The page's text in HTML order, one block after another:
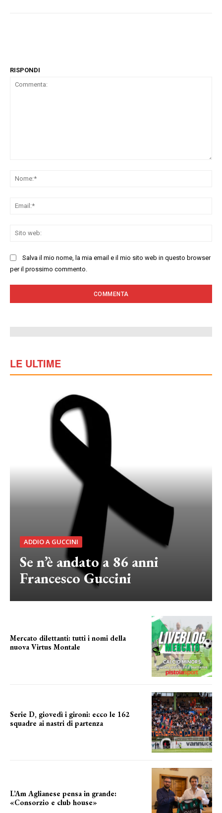
RISPONDI
Salva il mio nome, la mia email e il mio sito web in questo browser
per il prossimo commento.
LE ULTIME
ADDIO A GUCCINI
Se n’è andato a 86 anni
Francesco Guccini
Mercato dilettanti: tutti i nomi della
nuova Virtus Montale
Serie D, giovedì i gironi: ecco le 162
squadre ai nastri di partenza
L’Am Aglianese pensa in grande:
«Consorzio e club house»